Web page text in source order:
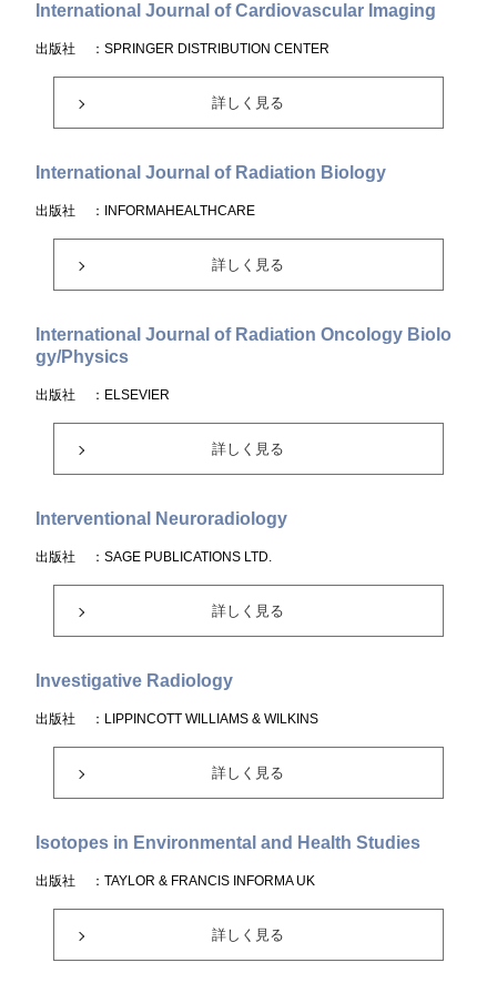
International Journal of Cardiovascular Imaging
出版社 ：SPRINGER DISTRIBUTION CENTER
詳しく見る
International Journal of Radiation Biology
出版社 ：INFORMAHEALTHCARE
詳しく見る
International Journal of Radiation Oncology Biolo
gy/Physics
出版社 ：ELSEVIER
詳しく見る
Interventional Neuroradiology
出版社 ：SAGE PUBLICATIONS LTD.
詳しく見る
Investigative Radiology
出版社 ：LIPPINCOTT WILLIAMS & WILKINS
詳しく見る
Isotopes in Environmental and Health Studies
出版社 ：TAYLOR & FRANCIS INFORMA UK
詳しく見る